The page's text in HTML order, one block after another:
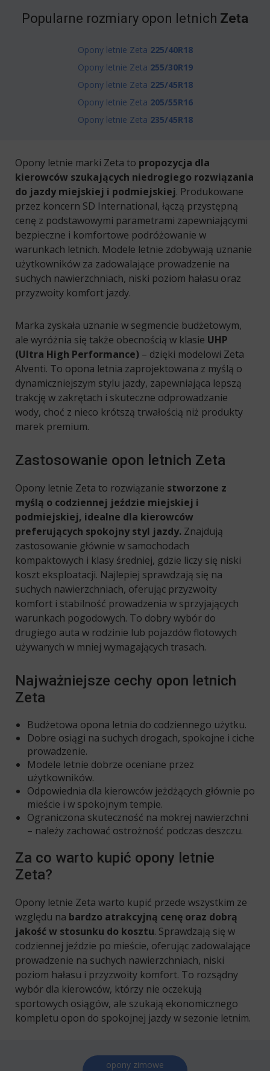
Popularne rozmiary opon letnich Zeta
Opony letnie Zeta 225/40R18
Opony letnie Zeta 255/30R19
Opony letnie Zeta 225/45R18
Opony letnie Zeta 205/55R16
Opony letnie Zeta 235/45R18
Opony letnie marki Zeta to propozycja dla
kierowców szukających niedrogiego rozwiązania
do jazdy miejskiej i podmiejskiej. Produkowane
przez koncern SD International, łączą przystępną
cenę z podstawowymi parametrami zapewniającymi
bezpieczne i komfortowe podróżowanie w
warunkach letnich. Modele letnie zdobywają uznanie
użytkowników za zadowalające prowadzenie na
suchych nawierzchniach, niski poziom hałasu oraz
przyzwoity komfort jazdy.
Marka zyskała uznanie w segmencie budżetowym,
ale wyróżnia się także obecnością w klasie UHP
(Ultra High Performance) – dzięki modelowi Zeta
Alventi. To opona letnia zaprojektowana z myślą o
dynamiczniejszym stylu jazdy, zapewniająca lepszą
trakcję w zakrętach i skuteczne odprowadzanie
wody, choć z nieco krótszą trwałością niż produkty
marek premium.
Zastosowanie opon letnich Zeta
Opony letnie Zeta to rozwiązanie stworzone z
myślą o codziennej jeździe miejskiej i
podmiejskiej, idealne dla kierowców
preferujących spokojny styl jazdy. Znajdują
zastosowanie głównie w samochodach
kompaktowych i klasy średniej, gdzie liczy się niski
koszt eksploatacji. Najlepiej sprawdzają się na
suchych nawierzchniach, oferując przyzwoity
komfort i stabilność prowadzenia w sprzyjających
warunkach pogodowych. To dobry wybór do
drugiego auta w rodzinie lub pojazdów flotowych
używanych w mniej wymagających trasach.
Najważniejsze cechy opon letnich
Zeta
Budżetowa opona letnia do codziennego użytku.
Dobre osiągi na suchych drogach, spokojne i ciche
prowadzenie.
Modele letnie dobrze oceniane przez
użytkowników.
Odpowiednia dla kierowców jeżdżących głównie po
mieście i w spokojnym tempie.
Ograniczona skuteczność na mokrej nawierzchni
– należy zachować ostrożność podczas deszczu.
Za co warto kupić opony letnie
Zeta?
Opony letnie Zeta warto kupić przede wszystkim ze
względu na bardzo atrakcyjną cenę oraz dobrą
jakość w stosunku do kosztu. Sprawdzają się w
codziennej jeździe po mieście, oferując zadowalające
prowadzenie na suchych nawierzchniach, niski
poziom hałasu i przyzwoity komfort. To rozsądny
wybór dla kierowców, którzy nie oczekują
sportowych osiągów, ale szukają ekonomicznego
kompletu opon do spokojnej jazdy w sezonie letnim.
opony zimowe